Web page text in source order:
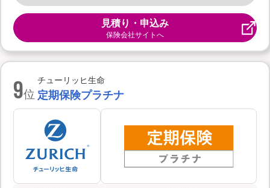
見積り・申込み
保険会社サイトへ
9位
チューリッヒ生命
定期保険プラチナ